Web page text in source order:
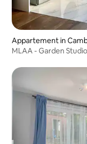
Appartement in
MLAA - Garden